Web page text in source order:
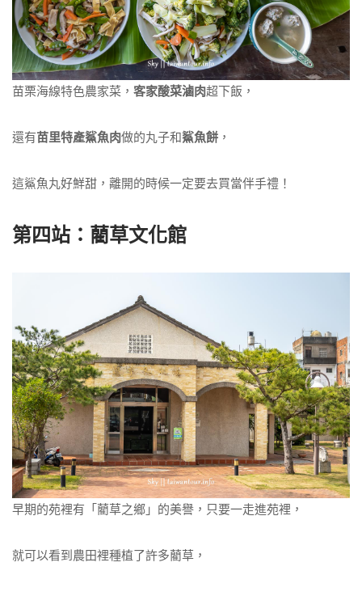
苗栗海線特色農家菜， 客家酸菜滷肉超下飯，
還有苗里特產鯊魚肉做的丸子和鯊魚餅 ，
這鯊魚丸好鮮甜，離開的時候一定要去買當伴手禮！
第四站：藺草文化館
早期的苑裡有「藺草之鄉」的美譽，只要一走進苑裡，
就可以看到農田裡種植了許多藺草，